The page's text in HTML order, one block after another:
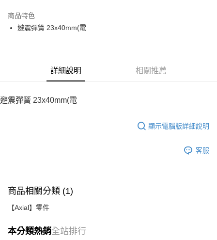
街口支付
每筆NT$100，滿NT$2,000(含以上)免運費
商品特色
避震彈簧 23x40mm(電
詳細說明 相關推薦
避震彈簧 23x40mm(電
顯示電腦版詳細說明
客服
商品相關分類 (1)
【Axial】零件
本分類熱銷全站排行